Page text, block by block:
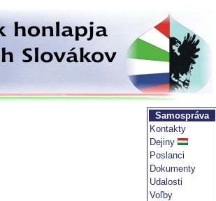
Samospráva
Kontakty
Dejiny
Poslanci
Dokumenty
Udalosti
Voľby